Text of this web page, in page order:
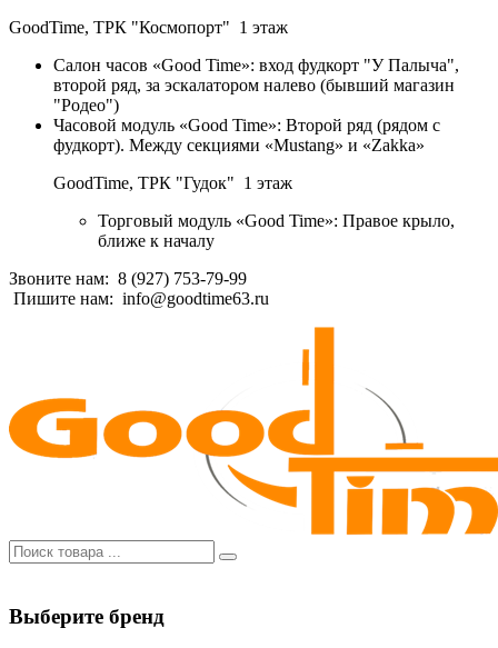
GoodTime, ТРК "Космопорт" 1 этаж
Салон часов «Good Time»: вход фудкорт "У Палыча",
второй ряд, за эскалатором налево (бывший магазин
"Родео")
Часовой модуль «Good Time»: Второй ряд (рядом с
фудкорт). Между секциями «Mustang» и «Zakka»
GoodTime, ТРК "Гудок" 1 этаж
Торговый модуль «Good Time»: Правое крыло,
ближе к началу
Звоните нам: 8 (927) 753-79-99
Пишите нам: info@goodtime63.ru
Выберите бренд